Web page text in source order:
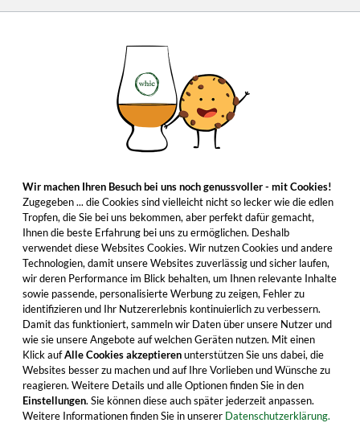
Wir machen Ihren Besuch bei uns noch genussvoller - mit Cookies!
Zugegeben ... die Cookies sind vielleicht nicht so lecker wie die edlen
Tropfen, die Sie bei uns bekommen, aber perfekt dafür gemacht,
Ihnen die beste Erfahrung bei uns zu ermöglichen. Deshalb
verwendet diese Websites Cookies. Wir nutzen Cookies und andere
Technologien, damit unsere Websites zuverlässig und sicher laufen,
wir deren Performance im Blick behalten, um Ihnen relevante Inhalte
sowie passende, personalisierte Werbung zu zeigen, Fehler zu
identifizieren und Ihr Nutzererlebnis kontinuierlich zu verbessern.
Damit das funktioniert, sammeln wir Daten über unsere Nutzer und
wie sie unsere Angebote auf welchen Geräten nutzen. Mit einen
Klick aufAlle Cookies akzeptierenunterstützen Sie uns dabei, die
Websites besser zu machen und auf Ihre Vorlieben und Wünsche zu
reagieren. Weitere Details und alle Optionen finden Sie in den
Einstellungen. Sie können diese auch später jederzeit anpassen.
Weitere Informationen finden Sie in unserer Datenschutzerklärung.